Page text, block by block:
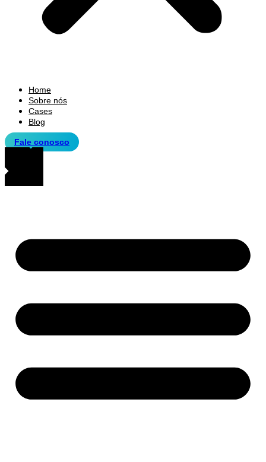
Home
Sobre nós
Cases
Blog
Fale conosco